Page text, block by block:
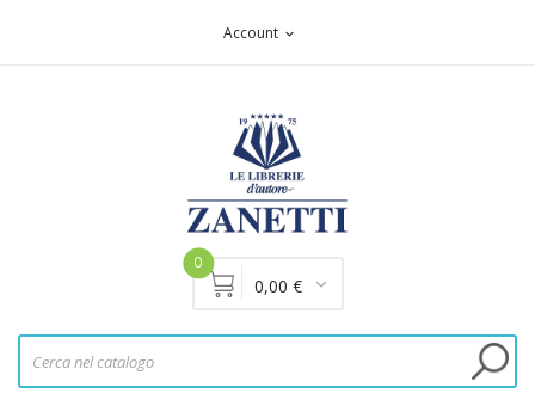
Account expand_more
0
0,00 €